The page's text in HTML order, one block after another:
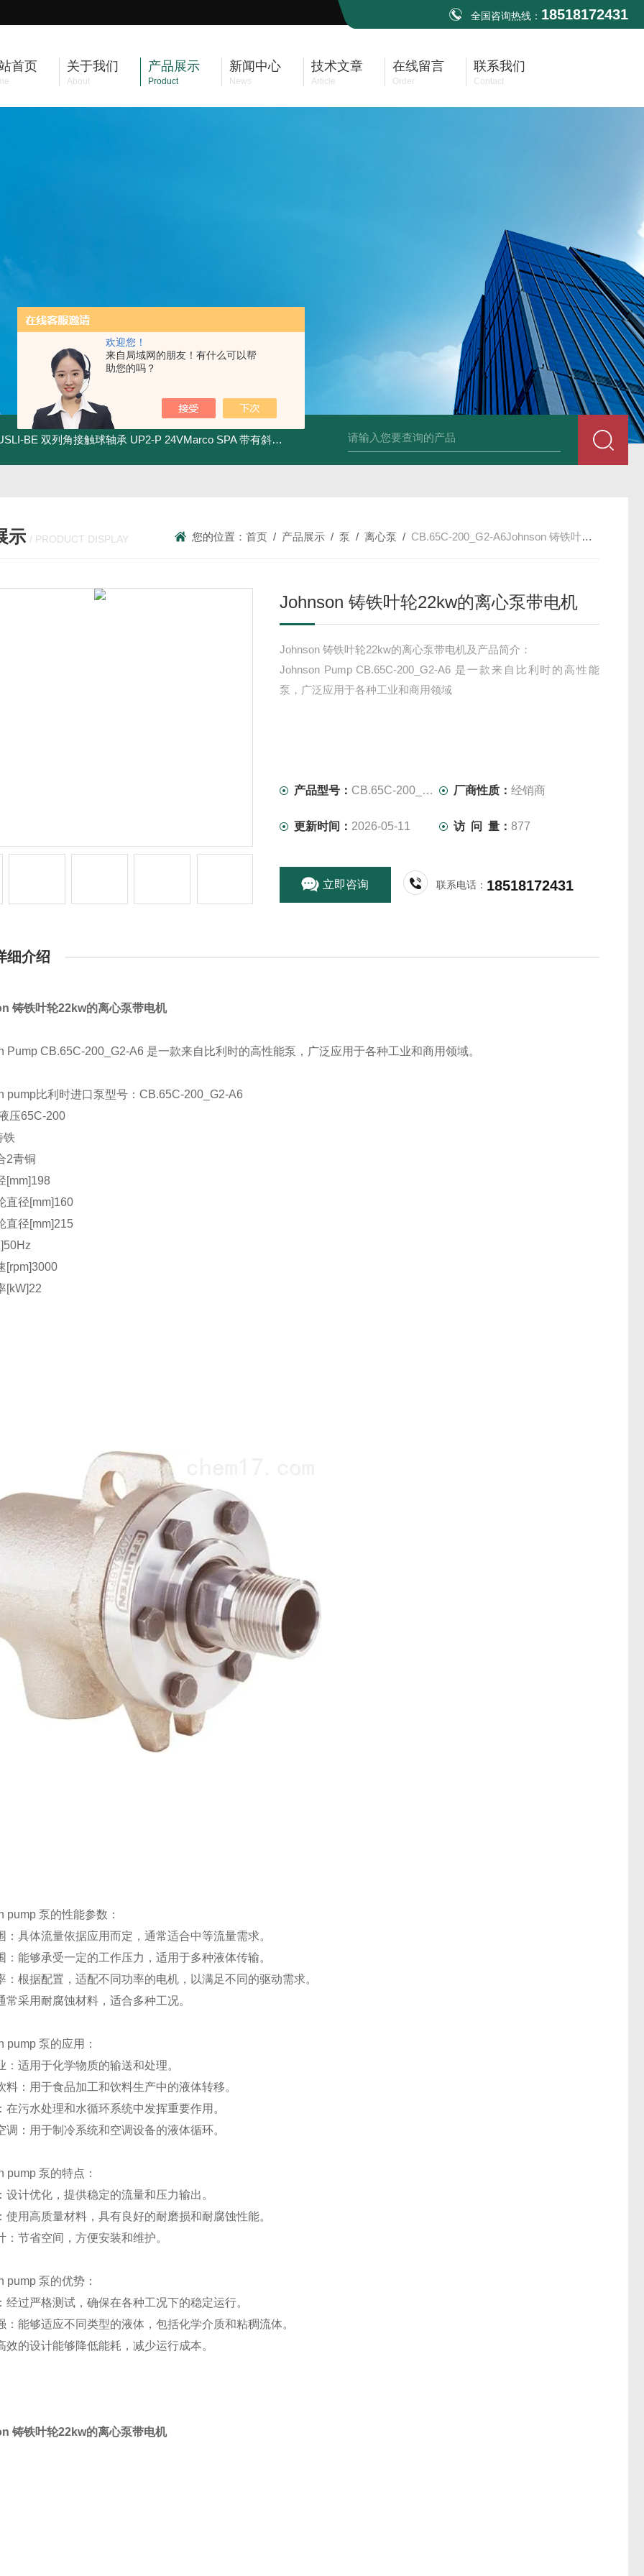
欢迎您！
来自局域网的朋友！有什么可以帮
助您的吗？
全国咨询热线： 18518172431
首页 关于我们
About
产品展示
Product
新闻中心
News
技术文章
Article
在线留言
Order
联系我们
Contact
BE 双列角接触球轴承 UP2-P 24VMarco SPA 带有斜齿轮青铜润滑油泵 UP2-P 24VMarco SPA带有螺旋青铜齿轮的自吸电动泵
示 / PRODUCT DISPLAY 您的位置：首页 / 产品展示 /泵 /离心泵 / CB.65C-200_G2-A6Johnson 铸铁叶轮22kw的离心泵带电机
Johnson 铸铁叶轮22kw的离心泵带电机
Johnson 铸铁叶轮22kw的离心泵带电机及产品简介：
Johnson Pump CB.65C-200_G2-A6 是一款来自比利时的高性能
泵，广泛应用于各种工业和商用领域
产品型号： CB.65C-200_G2-A6 厂商性质：经销商
更新时间： 2026-05-11 访 问 量：877
立即咨询 联系电话： 18518172431
细介绍
铸铁叶轮22kw的离心泵带电机
Pump CB.65C-200_G2-A6 是一款来自比利时的高性能泵，广泛应用于各种工业和商用领域。
pump比利时进口泵型号：CB.65C-200_G2-A6
压65C-200
铁
2青铜
[mm]198
直径[mm]160
直径[mm]215
[rpm]3000
[kW]22
pump 泵的性能参数：
：具体流量依据应用而定，通常适合中等流量需求。
：能够承受一定的工作压力，适用于多种液体传输。
：根据配置，适配不同功率的电机，以满足不同的驱动需求。
常采用耐腐蚀材料，适合多种工况。
pump 泵的应用：
：适用于化学物质的输送和处理。
料：用于食品加工和饮料生产中的液体转移。
在污水处理和水循环系统中发挥重要作用。
调：用于制冷系统和空调设备的液体循环。
pump 泵的特点：
设计优化，提供稳定的流量和压力输出。
使用高质量材料，具有良好的耐磨损和耐腐蚀性能。
：节省空间，方便安装和维护。
pump 泵的优势：
经过严格测试，确保在各种工况下的稳定运行。
：能够适应不同类型的液体，包括化学介质和粘稠流体。
效的设计能够降低能耗，减少运行成本。
铸铁叶轮22kw的离心泵带电机